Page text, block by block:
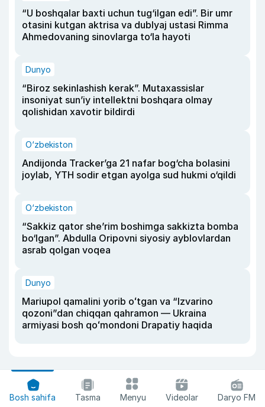
“U boshqalar baxti uchun tug‘ilgan edi”. Bir umr
otasini kutgan aktrisa va dublyaj ustasi Rimma
Ahmedovaning sinovlarga to‘la hayoti
Dunyo
“Biroz sekinlashish kerak”. Mutaxassislar
insoniyat sun’iy intellektni boshqara olmay
qolishidan xavotir bildirdi
O‘zbekiston
Andijonda Tracker’ga 21 nafar bog‘cha bolasini
joylab, YTH sodir etgan ayolga sud hukmi o‘qildi
O‘zbekiston
“Sakkiz qator she’rim boshimga sakkizta bomba
bo‘lgan”. Abdulla Oripovni siyosiy ayblovlardan
asrab qolgan voqea
Dunyo
Mariupol qamalini yorib oʻtgan va “Izvarino
qozoni”dan chiqqan qahramon — Ukraina
armiyasi bosh qoʻmondoni Drapatiy haqida
Bosh sahifa Tasma Menyu Videolar Daryo FM